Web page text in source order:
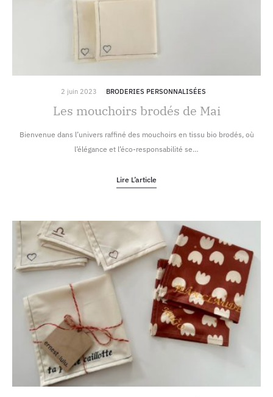
2 juin 2023 BRODERIES PERSONNALISÉES
Les mouchoirs brodés de Mai
Bienvenue dans l’univers raffiné des mouchoirs en tissu bio brodés, où
l’élégance et l’éco-responsabilité se…
Lire L’article